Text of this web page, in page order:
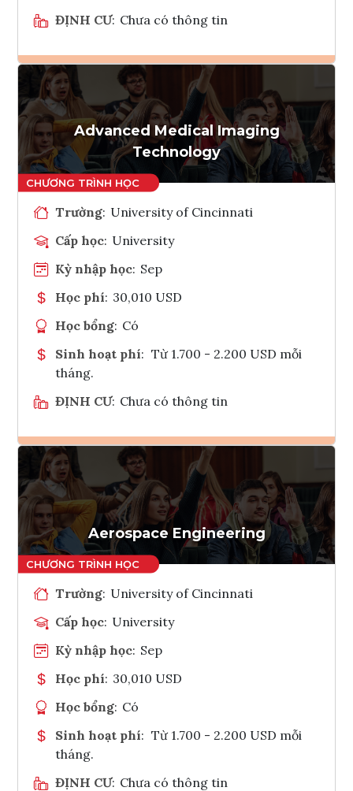
ĐỊNH CƯ: Chưa có thông tin
Ghi danh
Tham vấn Interlink
Advanced Medical Imaging
Technology
Trường: University of Cincinnati
Cấp học: University
Kỳ nhập học: Sep
Học phí: 30,010 USD
Học bổng: Có
Sinh hoạt phí: Từ 1.700 - 2.200 USD mỗi
tháng.
ĐỊNH CƯ: Chưa có thông tin
Ghi danh
Tham vấn Interlink
Aerospace Engineering
Trường: University of Cincinnati
Cấp học: University
Kỳ nhập học: Sep
Học phí: 30,010 USD
Học bổng: Có
Sinh hoạt phí: Từ 1.700 - 2.200 USD mỗi
tháng.
ĐỊNH CƯ: Chưa có thông tin